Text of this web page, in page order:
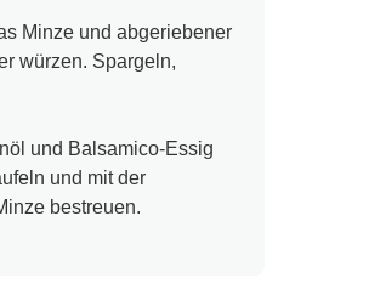
Minze und abgeriebener
würzen. Spargeln,
und Balsamico-Essig
und mit der
bestreuen.